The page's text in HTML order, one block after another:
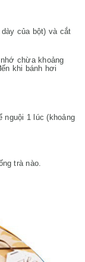
của bột) và cắt
chừa khoảng
khi bánh hơi
1 lúc (khoảng
trà nào.